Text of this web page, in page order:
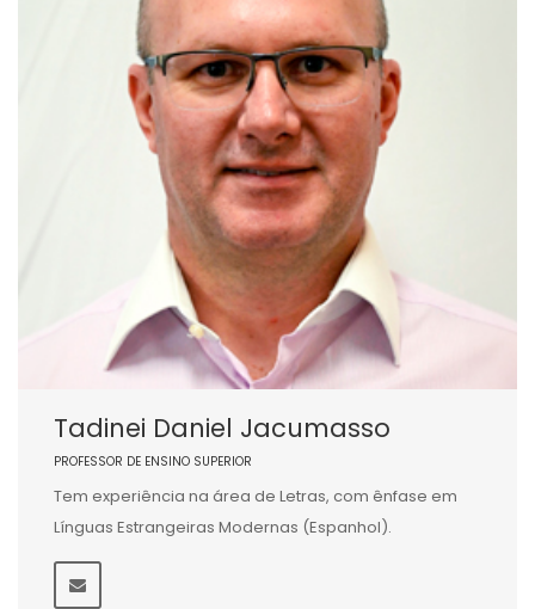
Tadinei Daniel Jacumasso
PROFESSOR DE ENSINO SUPERIOR
Tem experiência na área de Letras, com ênfase em
Línguas Estrangeiras Modernas (Espanhol).